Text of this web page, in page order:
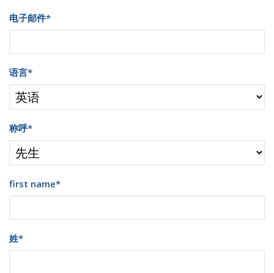
电子邮件*
语言*
称呼*
first name*
姓*